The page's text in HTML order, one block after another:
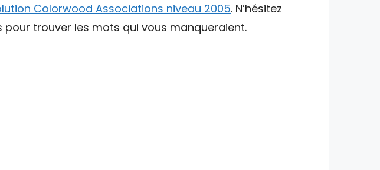
Colorwood Associations niveau 2005. N’hésitez
trouver les mots qui vous manqueraient.